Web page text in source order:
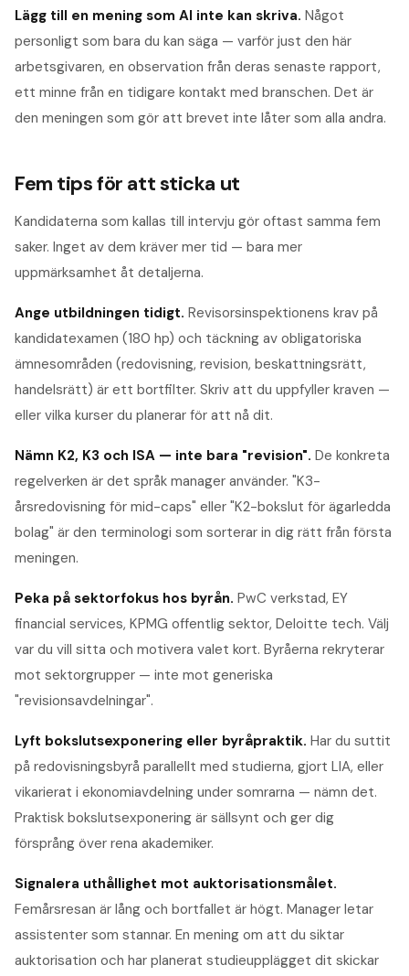
Lägg till en mening som AI inte kan skriva. Något
personligt som bara du kan säga — varför just den här
arbetsgivaren, en observation från deras senaste rapport,
ett minne från en tidigare kontakt med branschen. Det är
den meningen som gör att brevet inte låter som alla andra.
Fem tips för att sticka ut
Kandidaterna som kallas till intervju gör oftast samma fem
saker. Inget av dem kräver mer tid — bara mer
uppmärksamhet åt detaljerna.
Ange utbildningen tidigt. Revisorsinspektionens krav på
kandidatexamen (180 hp) och täckning av obligatoriska
ämnesområden (redovisning, revision, beskattningsrätt,
handelsrätt) är ett bortfilter. Skriv att du uppfyller kraven —
eller vilka kurser du planerar för att nå dit.
Nämn K2, K3 och ISA — inte bara "revision". De konkreta
regelverken är det språk manager använder. "K3-
årsredovisning för mid-caps" eller "K2-bokslut för ägarledda
bolag" är den terminologi som sorterar in dig rätt från första
meningen.
Peka på sektorfokus hos byrån. PwC verkstad, EY
financial services, KPMG offentlig sektor, Deloitte tech. Välj
var du vill sitta och motivera valet kort. Byråerna rekryterar
mot sektorgrupper — inte mot generiska
"revisionsavdelningar".
Lyft bokslutsexponering eller byråpraktik. Har du suttit
på redovisningsbyrå parallellt med studierna, gjort LIA, eller
vikarierat i ekonomiavdelning under somrarna — nämn det.
Praktisk bokslutsexponering är sällsynt och ger dig
försprång över rena akademiker.
Signalera uthållighet mot auktorisationsmålet.
Femårsresan är lång och bortfallet är högt. Manager letar
assistenter som stannar. En mening om att du siktar
auktorisation och har planerat studieupplägget dit skickar